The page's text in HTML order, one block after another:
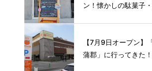
ン！懐かしの駄菓子
【7月9日オープン】
蒲郡」に行ってきた